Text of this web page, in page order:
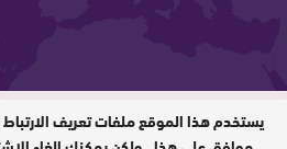
المدير المسؤول : ابيبك المحفوظ / جميع
الحقوق محفوظة © 2026
يستخدم هذا الموقع ملفات تعريف